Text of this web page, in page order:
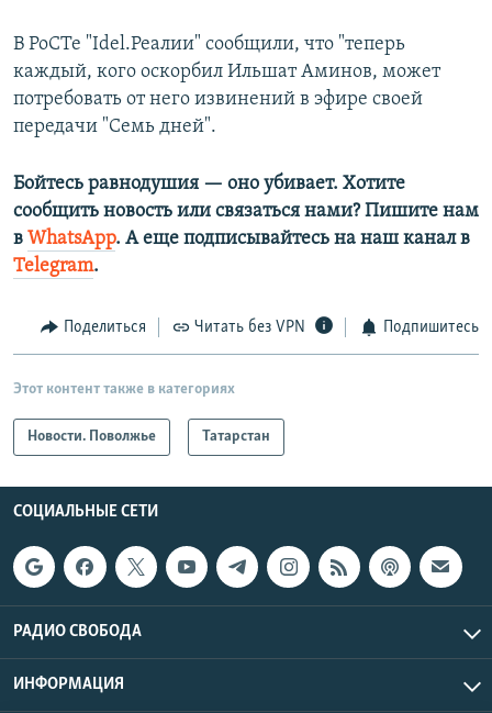
В РоСТе "Idel.Реалии" сообщили, что "теперь
каждый, кого оскорбил Ильшат Аминов, может
потребовать от него извинений в эфире своей
передачи "Семь дней".
Бойтесь равнодушия — оно убивает. Хотите
сообщить новость или связаться нами? Пишите нам
в WhatsApp. А еще подписывайтесь на наш канал в
Telegram.
Поделиться Читать без VPN Подпишитесь
Этот контент также в категориях
Новости. Поволжье Татарстан
СОЦИАЛЬНЫЕ СЕТИ
РАДИО СВОБОДА
ИНФОРМАЦИЯ